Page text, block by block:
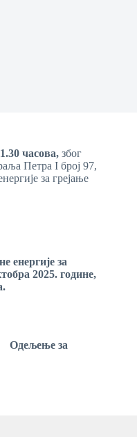
1.30 часова, због
Петра I број 97,
за грејање
енергије за
2025. године,
за